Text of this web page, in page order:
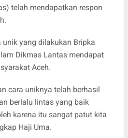
telah mendapatkan respon
unik yang dilakukan Bripka
Dikmas Lantas mendapat
Aceh.
cara uniknya telah berhasil
berlalu lintas yang baik
karena itu sangat patut kita
Haji Uma.